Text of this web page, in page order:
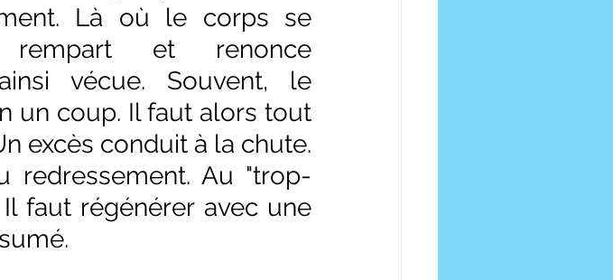
Là où le corps se
rempart et renonce
vécue. Souvent, le
un coup. Il faut alors tout
excès conduit à la chute.
redressement. Au "trop-
faut régénérer avec une